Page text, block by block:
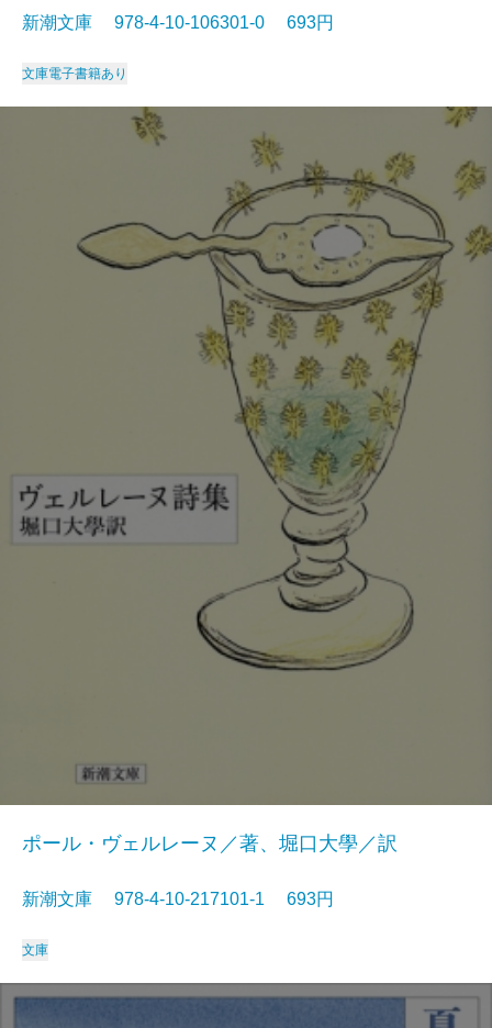
新潮文庫 978-4-10-106301-0 693円
文庫電子書籍あり
ポール・ヴェルレーヌ／著、堀口大學／訳
新潮文庫 978-4-10-217101-1 693円
文庫